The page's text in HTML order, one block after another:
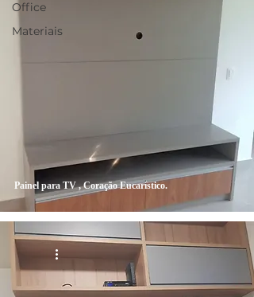
Office
Materiais
Painel para TV , Coração Eucarístico.